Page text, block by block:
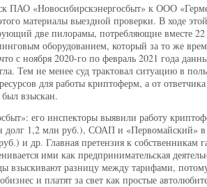
ПАО «Новосибирскэнергосбыт» к ООО
материалы выездной проверки. В ходе
две пилорамы, потребляющие вместе
оборудованием, который за то же
с ноября 2020-го по февраль 2021 года
Тем не менее суд трактовал ситуацию в
для работы криптоферм, а от
был взыскан.
его инспекторы выявили работу
долг 1,2 млн руб.), СОАП и «Первомайский» в
и др. Главная претензия к собственникам
ими как предпринимательская
взыскивают разницу между тарифами,
и платят за свет как простые